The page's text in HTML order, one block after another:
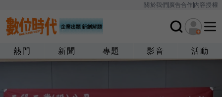
關於我們廣告合作內容授權
熱門 新聞 專題 影音 活動